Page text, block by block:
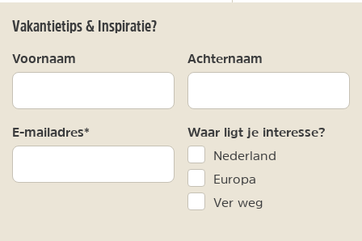
Vakantietips & Inspiratie?
Voornaam Achternaam
E-mailadres* Waar ligt je interesse?
Nederland
Europa
Ver weg